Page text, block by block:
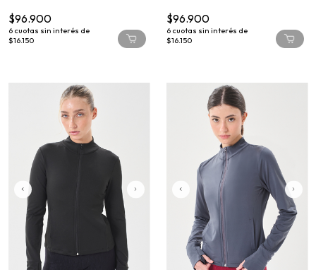
6cuotas sin interés de
$16.150
6cuotas sin interés de
$16.150